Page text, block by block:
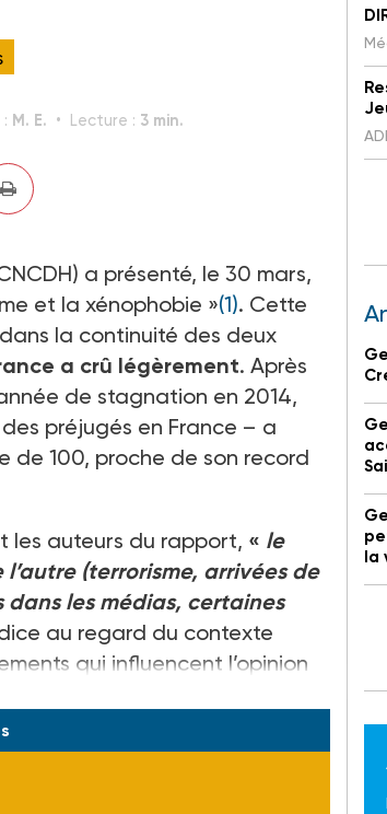
: M. E. Lecture : 3 min.
a présenté, le 30 mars,
et la xénophobie »(1). Cette
la continuité des deux
a crû légèrement. Après
de stagnation en 2014,
préjugés en France – a
de 100, proche de son record
les auteurs du rapport, « le
(terrorisme, arrivées de
les médias, certaines
au regard du contexte
qui influencent l’opinion
la